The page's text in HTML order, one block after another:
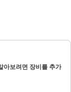
아보려면 장비를 추가